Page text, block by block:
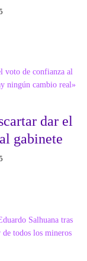
dar el
gabinete